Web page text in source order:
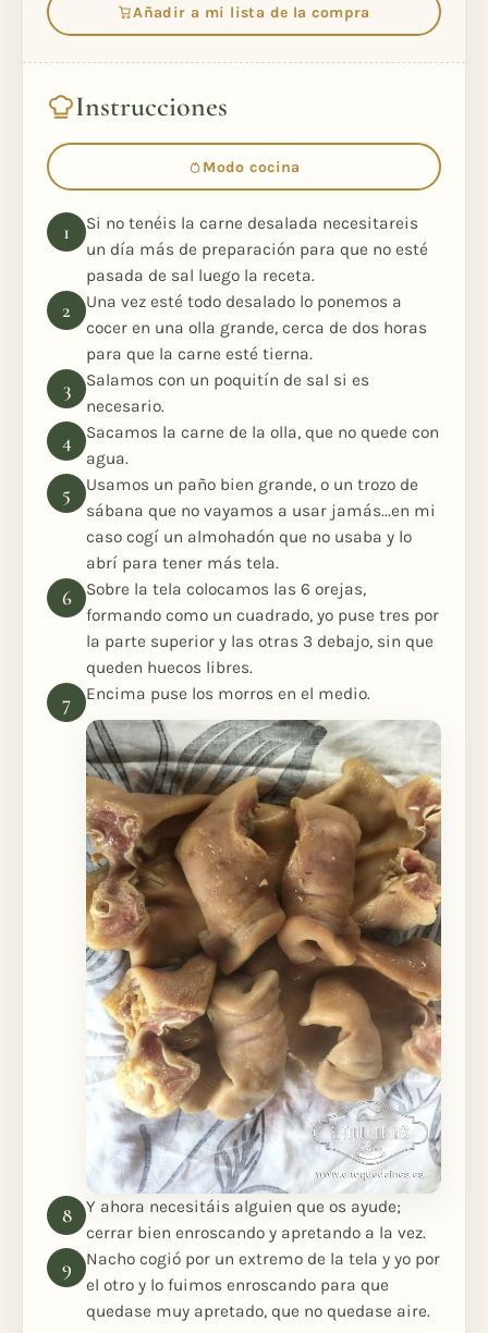
Añadir a mi lista de la compra
Instrucciones
Modo cocina
Si no tenéis la carne desalada necesitareis
un día más de preparación para que no esté
pasada de sal luego la receta.
Una vez esté todo desalado lo ponemos a
cocer en una olla grande, cerca de dos horas
para que la carne esté tierna.
Salamos con un poquitín de sal si es
necesario.
Sacamos la carne de la olla, que no quede con
agua.
Usamos un paño bien grande, o un trozo de
sábana que no vayamos a usar jamás...en mi
caso cogí un almohadón que no usaba y lo
abrí para tener más tela.
Sobre la tela colocamos las 6 orejas,
formando como un cuadrado, yo puse tres por
la parte superior y las otras 3 debajo, sin que
queden huecos libres.
Encima puse los morros en el medio.
Y ahora necesitáis alguien que os ayude;
cerrar bien enroscando y apretando a la vez.
Nacho cogió por un extremo de la tela y yo por
el otro y lo fuimos enroscando para que
quedase muy apretado, que no quedase aire.